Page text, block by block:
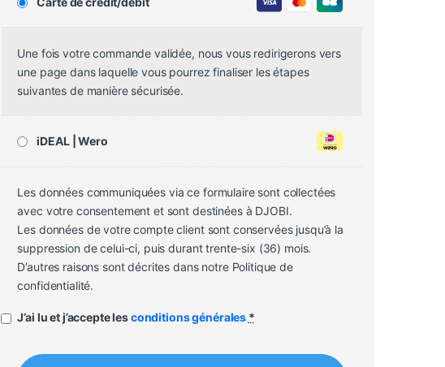
Une fois votre commande validée, nous vous redirigerons vers
une page dans laquelle vous pourrez finaliser les étapes
suivantes de manière sécurisée.
iDEAL | Wero
Les données communiquées via ce formulaire sont collectées
avec votre consentement et sont destinées à DJOBI.
Les données de votre compte client sont conservées jusqu’à la
suppression de celui-ci, puis durant trente-six (36) mois.
D’autres raisons sont décrites dans notre Politique de
confidentialité.
J’ai lu et j’accepte lesconditions générales *